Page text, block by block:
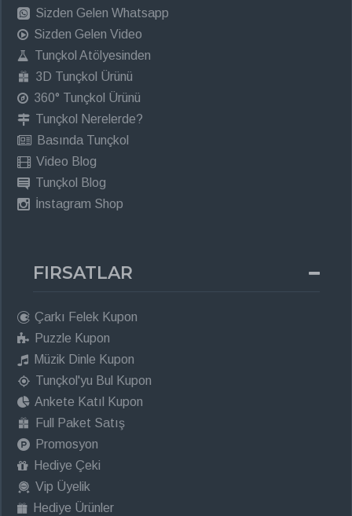
Sizden Gelen Whatsapp
Sizden Gelen Video
Tunçkol Atölyesinden
3D Tunçkol Ürünü
360° Tunçkol Ürünü
Tunçkol Nerelerde?
Basında Tunçkol
Video Blog
Tunçkol Blog
İnstagram Shop
FIRSATLAR
Çarkı Felek Kupon
Puzzle Kupon
Müzik Dinle Kupon
Tunçkol'yu Bul Kupon
Ankete Katıl Kupon
Full Paket Satış
Promosyon
Hediye Çeki
Vip Üyelik
Hediye Ürünler